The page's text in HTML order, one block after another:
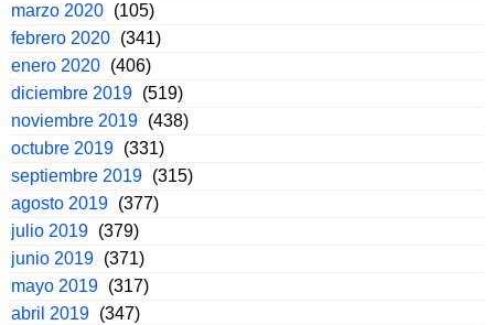
marzo 2020 (105)
febrero 2020 (341)
enero 2020 (406)
diciembre 2019 (519)
noviembre 2019 (438)
octubre 2019 (331)
septiembre 2019 (315)
agosto 2019 (377)
julio 2019 (379)
junio 2019 (371)
mayo 2019 (317)
abril 2019 (347)